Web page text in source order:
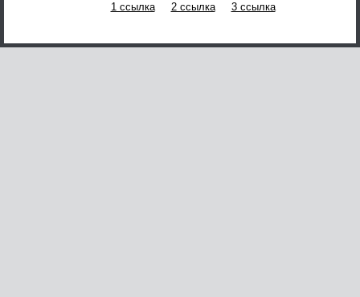
1 ссылка 2 ссылка 3 ссылка